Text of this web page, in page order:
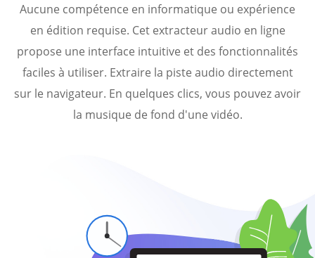
Aucune compétence en informatique ou expérience
en édition requise. Cet extracteur audio en ligne
propose une interface intuitive et des fonctionnalités
faciles à utiliser. Extraire la piste audio directement
sur le navigateur. En quelques clics, vous pouvez avoir
la musique de fond d'une vidéo.